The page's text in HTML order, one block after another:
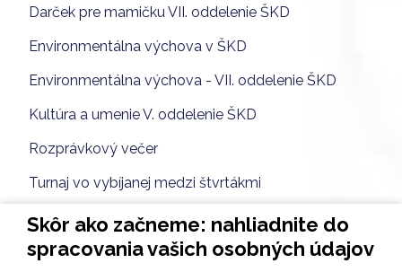
Darček pre mamičku VII. oddelenie ŠKD
Environmentálna výchova v ŠKD
Environmentálna výchova - VII. oddelenie ŠKD
Kultúra a umenie V. oddelenie ŠKD
Rozprávkový večer
Turnaj vo vybíjanej medzi štvrtákmi
Hodina výtvarnej výchovy v IV.A
VLASTIVEDA IV.A projektové vyučovanie
Skôr ako začneme: nahliadnite do
spracovania vašich osobných údajov